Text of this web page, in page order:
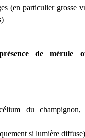
(en particulier grosse
de mérule
du champignon,
si lumière diffuse)